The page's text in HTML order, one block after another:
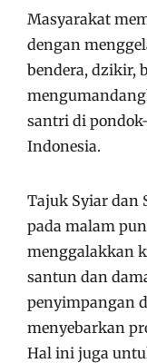
Masyarakat
dengan
bendera, dzikir,
santri di
Indonesia.
Tajuk Syiar dan
pada malam
menggalakkan
santun dan
penyimpangan
menyebarkan
Hal ini juga